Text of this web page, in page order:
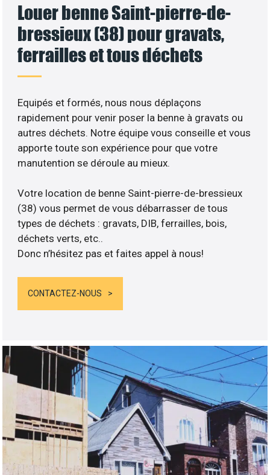
Louer benne Saint-pierre-de-
bressieux (38) pour gravats,
ferrailles et tous déchets
Equipés et formés, nous nous déplaçons
rapidement pour venir poser la benne à gravats ou
autres déchets. Notre équipe vous conseille et vous
apporte toute son expérience pour que votre
manutention se déroule au mieux.
Votre location de benne Saint-pierre-de-bressieux
(38) vous permet de vous débarrasser de tous
types de déchets : gravats, DIB, ferrailles, bois,
déchets verts, etc..
Donc n’hésitez pas et faites appel à nous!
CONTACTEZ-NOUS